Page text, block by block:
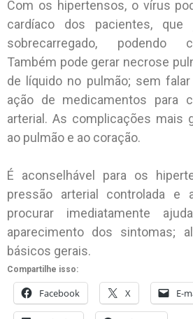
Com os hipertensos, o vírus
cardíaco dos pacientes,
sobrecarregado, podendo
Também pode gerar necrose
de líquido no pulmão; sem
ação de medicamentos para
arterial. As complicações mais
ao pulmão e ao coração.
É aconselhável para os
pressão arterial controlada e
procurar imediatamente
aparecimento dos sintomas;
básicos gerais.
Compartilhe isso:
Facebook X E-